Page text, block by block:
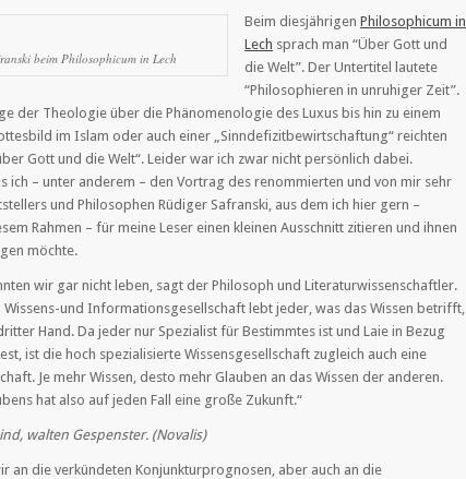
beim Philosophicum in Lech
Beim diesjährigen Philosophicum in
Lech sprach man “Über Gott und
die Welt”. Der Untertitel lautete
“Philosophieren in unruhiger Zeit”.
der Theologie über die Phänomenologie des Luxus bis hin zu einem
im Islam oder auch einer „Sinndefizitbewirtschaftung“ reichten
Gott und die Welt“. Leider war ich zwar nicht persönlich dabei.
ich – unter anderem – den Vortrag des renommierten und von mir sehr
und Philosophen Rüdiger Safranski, aus dem ich hier gern –
Rahmen – für meine Leser einen kleinen Ausschnitt zitieren und ihnen
möchte.
wir gar nicht leben, sagt der Philosoph und Literaturwissenschaftler.
und Informationsgesellschaft lebt jeder, was das Wissen betrifft,
Hand. Da jeder nur Spezialist für Bestimmtes ist und Laie in Bezug
ist die hoch spezialisierte Wissensgesellschaft zugleich auch eine
Je mehr Wissen, desto mehr Glauben an das Wissen der anderen.
hat also auf jeden Fall eine große Zukunft.“
walten Gespenster. (Novalis)
an die verkündeten Konjunkturprognosen, aber auch an die